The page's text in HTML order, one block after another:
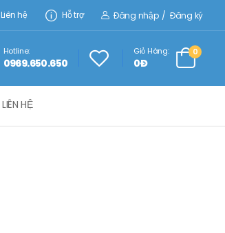
Liên hệ Hỗ trợ Đăng nhập / Đăng ký
Hotline:
0969.650.650
Giỏ Hàng:
0Đ
0
LIÊN HỆ